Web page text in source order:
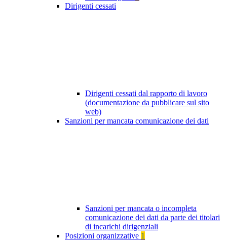
Dirigenti cessati
Dirigenti cessati dal rapporto di lavoro
(documentazione da pubblicare sul sito
web)
Sanzioni per mancata comunicazione dei dati
Sanzioni per mancata o incompleta
comunicazione dei dati da parte dei titolari
di incarichi dirigenziali
Posizioni organizzative 1